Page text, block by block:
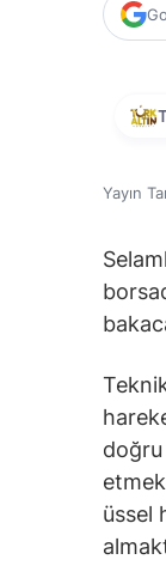
Yayın
üssel